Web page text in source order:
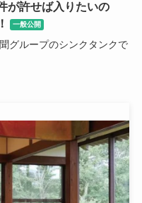
が許せば入りたいの
一般公開
グループのシンクタンクで